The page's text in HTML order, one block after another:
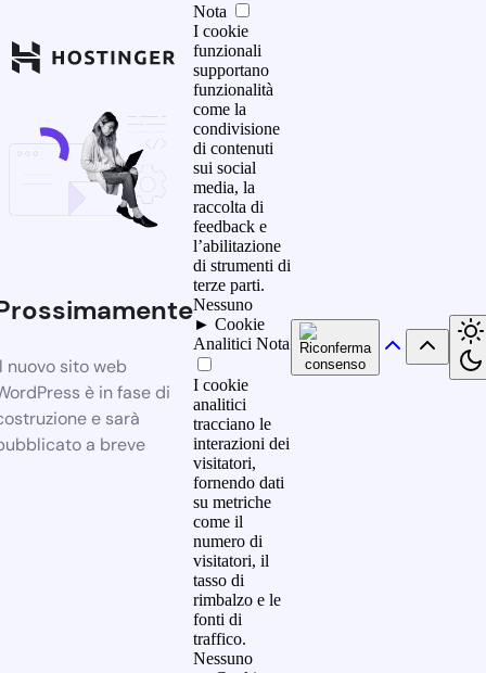
nuovo sito web
è in fase di
e sarà
a breve
Nota
I cookie
funzionali
supportano
funzionalità
come la
condivisione
di contenuti
sui social
media, la
raccolta di
feedback e
l’abilitazione
di strumenti di
terze parti.
Nessuno
► Cookie
Analitici Nota
I cookie
analitici
tracciano le
interazioni dei
visitatori,
fornendo dati
su metriche
come il
numero di
visitatori, il
tasso di
rimbalzo e le
fonti di
traffico.
Nessuno